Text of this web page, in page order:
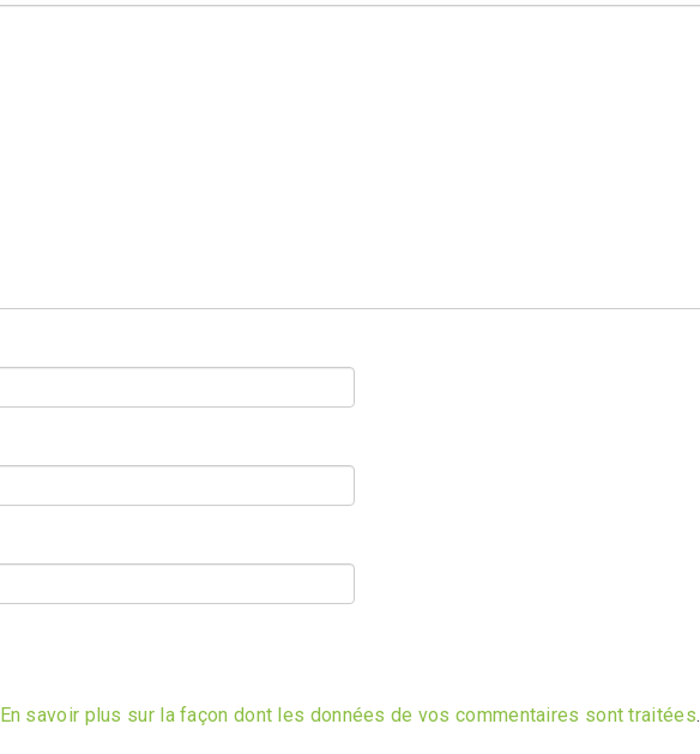
En savoir plus sur la façon dont les données de vos commentaires sont traitées.